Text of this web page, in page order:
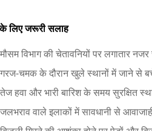
लिए जरूरी सलाह
मौसम विभाग की चेतावनियों पर लगातार
गरज-चमक के दौरान खुले स्थानों में जाने से
तेज हवा और भारी बारिश के समय सुरक्षित
जलभराव वाले इलाकों में सावधानी से